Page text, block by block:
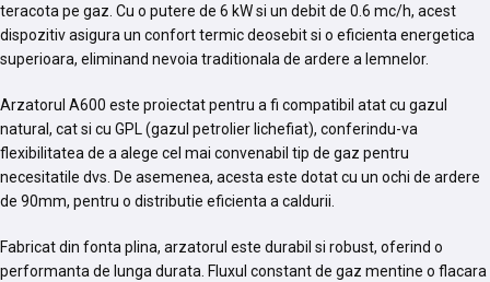
teracota pe gaz. Cu o putere de 6 kW si un debit de 0.6 mc/h, acest
dispozitiv asigura un confort termic deosebit si o eficienta energetica
superioara, eliminand nevoia traditionala de ardere a lemnelor.
Arzatorul A600 este proiectat pentru a fi compatibil atat cu gazul
natural, cat si cu GPL (gazul petrolier lichefiat), conferindu-va
flexibilitatea de a alege cel mai convenabil tip de gaz pentru
necesitatile dvs. De asemenea, acesta este dotat cu un ochi de ardere
de 90mm, pentru o distributie eficienta a caldurii.
Fabricat din fonta plina, arzatorul este durabil si robust, oferind o
performanta de lunga durata. Fluxul constant de gaz mentine o flacara